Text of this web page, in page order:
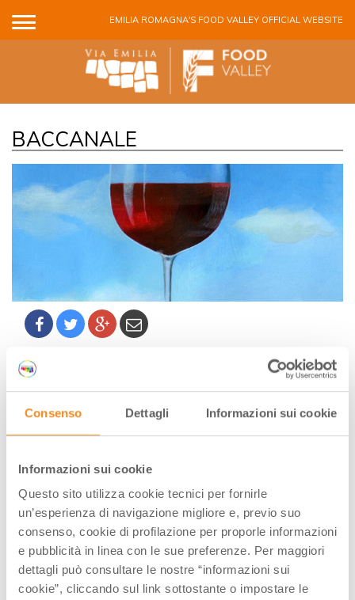
Consenso Dettagli Informazioni sui cookie
Informazioni sui cookie
Questo sito utilizza cookie tecnici per fornirle
un’esperienza di navigazione migliore e, previo suo
consenso, cookie di profilazione per proporle informazioni
e pubblicità in linea con le sue preferenze. Per maggiori
dettagli può consultare le nostre “informazioni sui
cookie”, cliccando sul link sottostante o impostare le
EMILIA ROMAGNA'S FOOD VALLEY OFFICIAL WEBSITE
BACCANALE
Three weeks in the name of taste and tradition,
including visits to places of the historical and cultural
heart of Imola, exhibitions and markets, food and wine
themed menus, tastings of local products at local
producers. Several food routes on this topic will be
developed with meetings, tastings, cooking schools,
exhibitions, guided visits and shows.
Discover more about on:
http://www.baccanaleimola.it